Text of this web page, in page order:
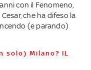
con il Fenomeno,
che ha difeso la
(e parando)